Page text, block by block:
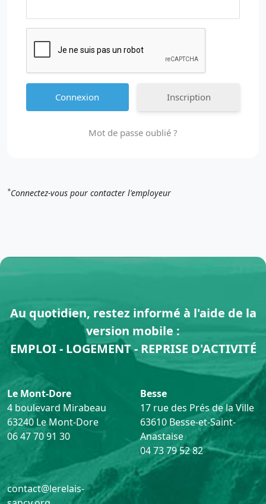
Inscription
Mot de passe oublié ?
*Connectez-vous pour contacter l'employeur
Au quotidien, restez informé à l'aide de la
version mobile :
EMPLOI - LOGEMENT - REPRISE D'ACTIVITÉ
Le Mont-Dore
4 boulevard Mirabeau
63240 Le Mont-Dore
06 47 70 91 30
Besse
17 rue des Prés de la Ville
63610 Besse-et-Saint-
Anastaise
04 73 79 52 82
contact@lerelais-